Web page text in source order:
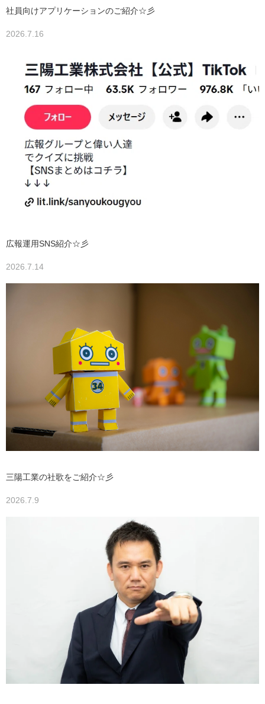
社員向けアプリケーションのご紹介☆彡
2026.7.16
広報運用SNS紹介☆彡
2026.7.14
三陽工業の社歌をご紹介☆彡
2026.7.9